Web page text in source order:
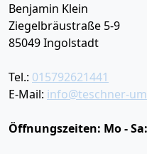
Benjamin Klein
Ziegelbräustraße 5-9
85049Ingolstadt
Tel.: 015792621441
E-Mail: info@teschner-
Öffnungszeiten: Mo -